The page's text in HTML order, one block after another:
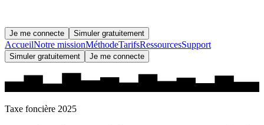
Je me connecte Simuler gratuitement
AccueilNotre missionMéthodeTarifsRessourcesSupport
Simuler gratuitement Je me connecte
Taxe foncière 2025